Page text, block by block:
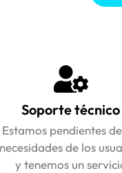
Soporte técnico
Estamos pendientes
necesidades de los
y tenemos un